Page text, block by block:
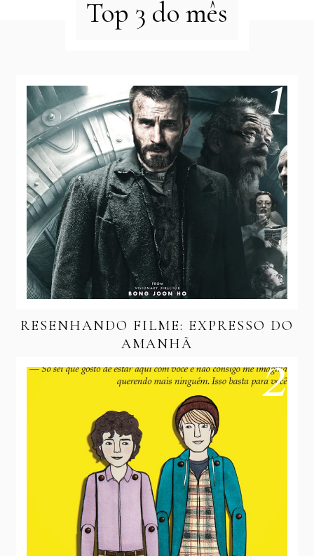
Top 3 do mês
RESENHANDO FILME: EXPRESSO DO
AMANHÃ